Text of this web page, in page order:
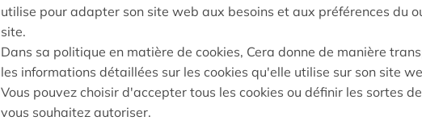
utilise pour adapter son site web aux besoins et aux préférences du
site.
Dans sa politique en matière de cookies, Cera donne de manière
les informations détaillées sur les cookies qu'elle utilise sur son site
Vous pouvez choisir d'accepter tous les cookies ou définir les sortes
vous souhaitez autoriser.